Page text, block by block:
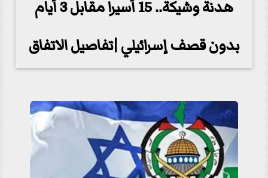
هدنة وشيكة.. 15 أسيرا مقابل 3 أيام
بدون قصف إسرائيلي |تفاصيل الاتفاق